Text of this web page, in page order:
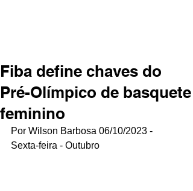
Fiba define chaves do
Pré-Olímpico de basquete
feminino
Por Wilson Barbosa 06/10/2023 -
Sexta-feira - Outubro